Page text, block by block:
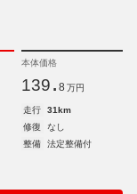
本体価格
139. 8 万円
走行
31km
修復
なし
整備
法定整備付